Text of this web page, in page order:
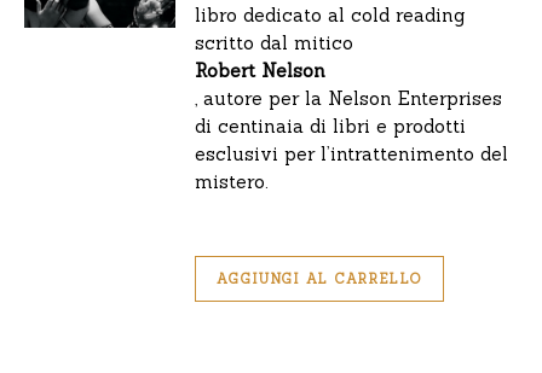
libro dedicato al cold reading
scritto dal mitico
Robert Nelson
, autore per la Nelson Enterprises
di centinaia di libri e prodotti
esclusivi per l’intrattenimento del
mistero.
AGGIUNGI AL CARRELLO